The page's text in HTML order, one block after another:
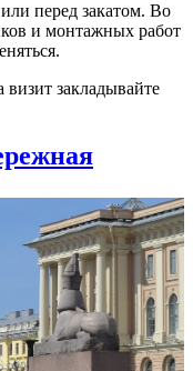
перед закатом. Во
и монтажных работ
закладывайте